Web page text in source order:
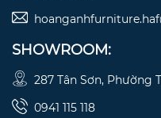
SHOWROOM:
287 Tân Sơn, Phường
0941 115 118